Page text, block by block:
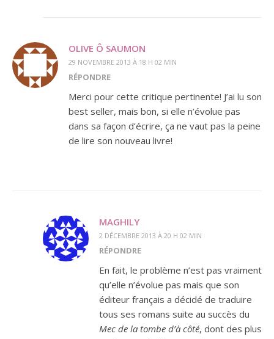
OLIVE Ô SAUMON
29 NOVEMBRE 2013 À 18 H 02 MIN
RÉPONDRE
Merci pour cette critique pertinente! J’ai lu son
best seller, mais bon, si elle n’évolue pas
dans sa façon d’écrire, ça ne vaut pas la peine
de lire son nouveau livre!
MAGHILY
2 DÉCEMBRE 2013 À 20 H 02 MIN
RÉPONDRE
En fait, le problème n’est pas vraiment
qu’elle n’évolue pas mais que son
éditeur français a décidé de traduire
tous ses romans suite au succès du
Mec de la tombe d’à côté, dont des plus